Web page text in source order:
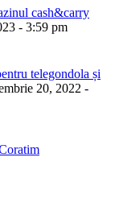
cash&carry
- 3:59 pm
telegondola și
20, 2022 -